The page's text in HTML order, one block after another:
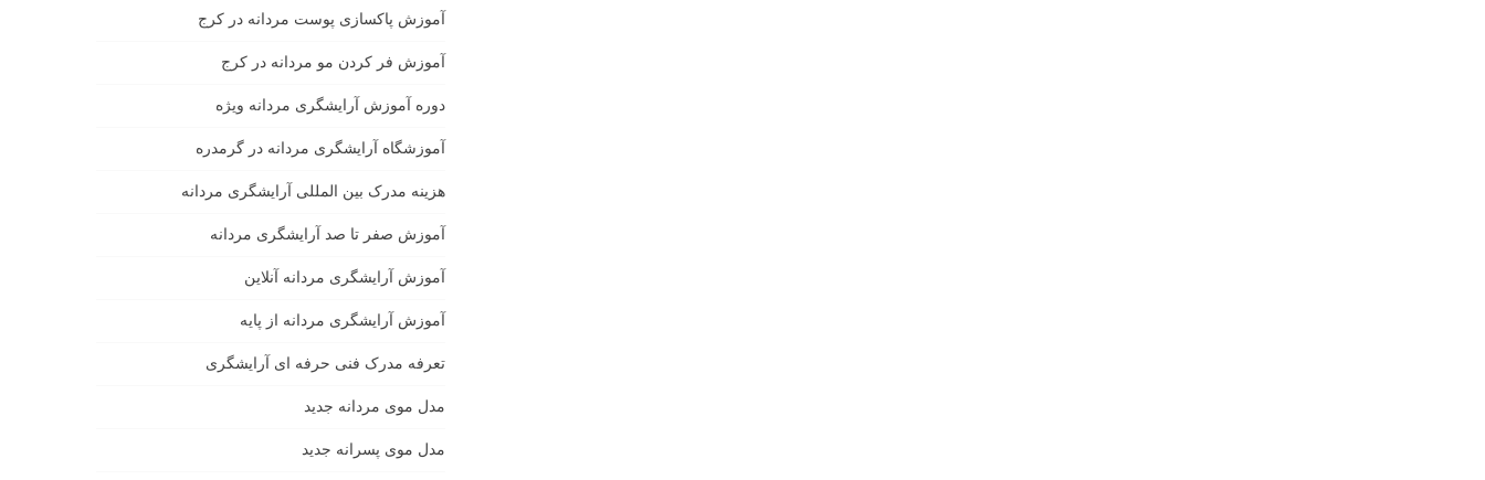
آموزش پاکسازی پوست مردانه در کرج
آموزش فر کردن مو مردانه در کرج
دوره آموزش آرایشگری مردانه ویژه
آموزشگاه آرایشگری مردانه در گرمدره
هزینه مدرک بین المللی آرایشگری مردانه
آموزش صفر تا صد آرایشگری مردانه
آموزش آرایشگری مردانه آنلاین
آموزش آرایشگری مردانه از پایه
تعرفه مدرک فنی حرفه ای آرایشگری
مدل موی مردانه جدید
مدل موی پسرانه جدید